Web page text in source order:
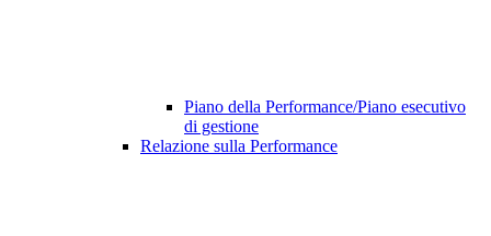
Piano della Performance/Piano esecutivo
di gestione
Relazione sulla Performance